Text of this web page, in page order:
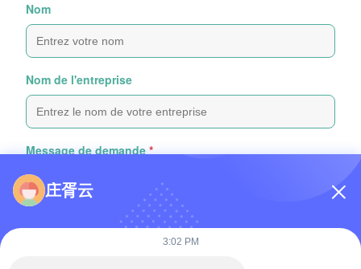
Nom
Nom de l'entreprise
Message de demande *
庄胥云
3:02 PM